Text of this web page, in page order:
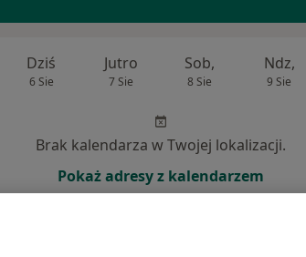
Dziś
6 Sie
Jutro
7 Sie
Sob,
8 Sie
Ndz,
9 Sie
Brak kalendarza w Twojej lokalizacji.
Pokaż adresy z kalendarzem